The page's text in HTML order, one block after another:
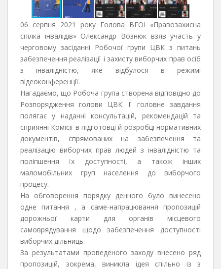
06 серпня 2021 року Голова ВГОІ «Правозахисна
спілка інвалідів» Олександр Вознюк взяв участь у
черговому засіданні Робочої групи ЦВК з питань
забезпечення реалізації і захисту виборчих прав осіб
з інвалідністю, яке відбулося в режимі
відеоконференції.
Нагадаємо, що Робоча група створена відповідно до
Розпорядження голови ЦВК. Її головне завдання
полягає у наданні консультацій, рекомендацій та
сприянні Комісії в підготовці й розробці нормативних
документів, спрямованих на забезпечення та
реалізацію виборчих прав людей з інвалідністю та
поліпшення їх доступності, а також інших
маломобільних груп населення до виборчого
процесу.
На обговорення порядку денного було винесено
одне питання , а саме-напрацювання пропозицій
дорожньої карти для органів місцевого
самоврядування щодо забезпечення доступності
виборчих дільниць.
За результатами проведеного заходу внесено ряд
пропозицій, зокрема, виникла ідея спільно із з